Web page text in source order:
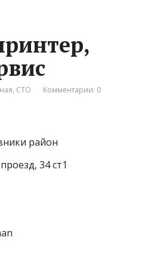
, СТО Комментарии: 0
район
34 ст1